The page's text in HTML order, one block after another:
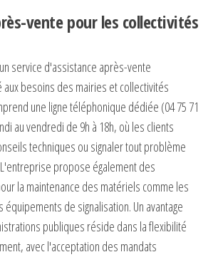
vente pour les collectivités
service d'assistance après-vente
besoins des mairies et collectivités
une ligne téléphonique dédiée (04 75 71
au vendredi de 9h à 18h, où les clients
techniques ou signaler tout problème
propose également des
la maintenance des matériels comme les
de signalisation. Un avantage
publiques réside dans la flexibilité
avec l'acceptation des mandats